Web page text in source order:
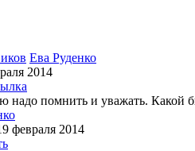
Ева Руденко
2014
надо помнить и уважать. Какой
февраля 2014